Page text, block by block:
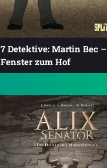
7 Detektive: Martin Bec –
Fenster zum Hof